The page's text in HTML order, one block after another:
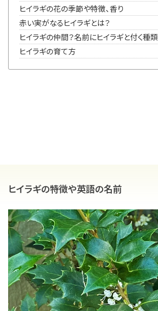
ヒイラギの花の季節や特徴、香り
赤い実がなるヒイラギとは？
ヒイラギの仲間？名前にヒイラギと付く種類
ヒイラギの育て方
ヒイラギの特徴や英語の名前